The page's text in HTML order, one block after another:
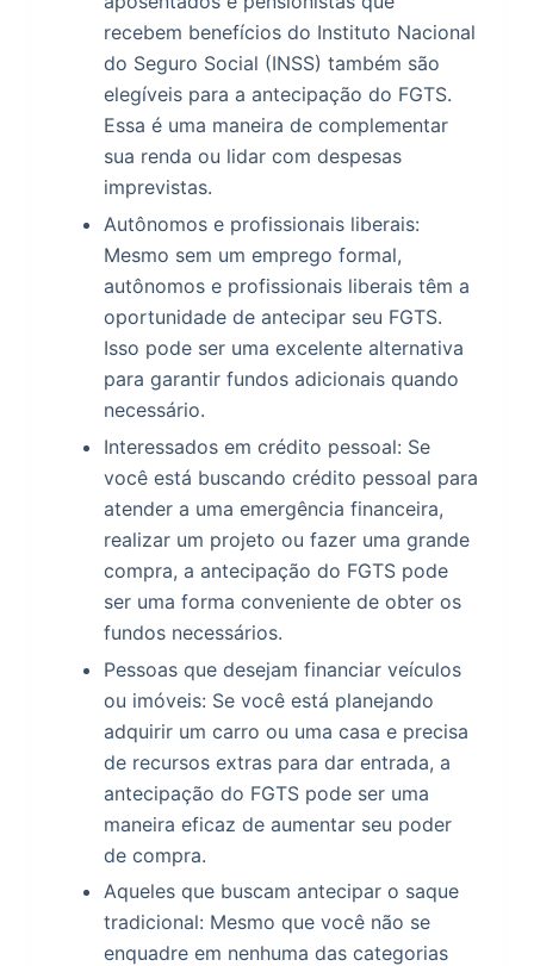
recebem benefícios do Instituto Nacional
do Seguro Social (INSS) também são
elegíveis para a antecipação do FGTS.
Essa é uma maneira de complementar
sua renda ou lidar com despesas
imprevistas.
Autônomos e profissionais liberais:
Mesmo sem um emprego formal,
autônomos e profissionais liberais têm a
oportunidade de antecipar seu FGTS.
Isso pode ser uma excelente alternativa
para garantir fundos adicionais quando
necessário.
Interessados em crédito pessoal: Se
você está buscando crédito pessoal para
atender a uma emergência financeira,
realizar um projeto ou fazer uma grande
compra, a antecipação do FGTS pode
ser uma forma conveniente de obter os
fundos necessários.
Pessoas que desejam financiar veículos
ou imóveis: Se você está planejando
adquirir um carro ou uma casa e precisa
de recursos extras para dar entrada, a
antecipação do FGTS pode ser uma
maneira eficaz de aumentar seu poder
de compra.
Aqueles que buscam antecipar o saque
tradicional: Mesmo que você não se
enquadre em nenhuma das categorias